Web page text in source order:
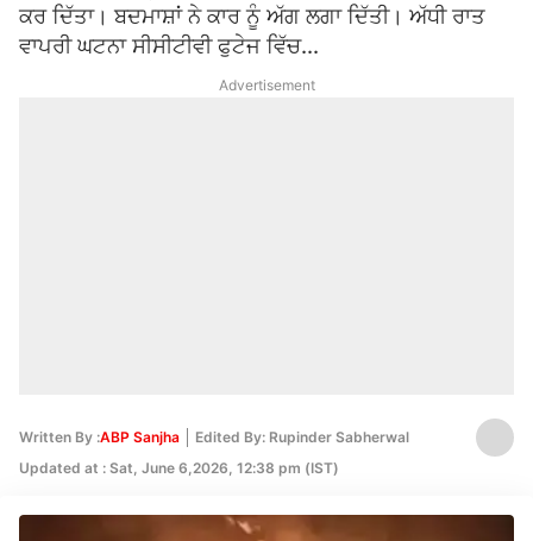
ਕਰ ਦਿੱਤਾ। ਬਦਮਾਸ਼ਾਂ ਨੇ ਕਾਰ ਨੂੰ ਅੱਗ ਲਗਾ ਦਿੱਤੀ। ਅੱਧੀ ਰਾਤ
ਵਾਪਰੀ ਘਟਨਾ ਸੀਸੀਟੀਵੀ ਫੁਟੇਜ ਵਿੱਚ...
Advertisement
Written By :ABP Sanjha
Edited By: Rupinder Sabherwal
Updated at : Sat, June 6,2026, 12:38 pm (IST)